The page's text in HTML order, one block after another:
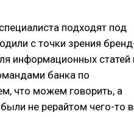
подходят под
с точки зрения
информационных статей
банка по
что можем говорить, а
не рерайтом чего-то в